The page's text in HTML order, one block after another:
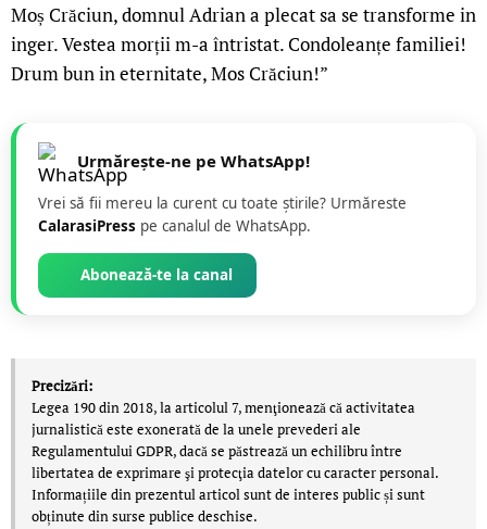
Moș Crăciun, domnul Adrian a plecat sa se transforme in
inger. Vestea morții m-a întristat. Condoleanțe familiei!
Drum bun in eternitate, Mos Crăciun!”
Urmărește-ne pe WhatsApp!
Vrei să fii mereu la curent cu toate știrile? Urmăreste
CalarasiPress pe canalul de WhatsApp.
Abonează-te la canal
Precizări:
Legea 190 din 2018, la articolul 7, menţionează că activitatea
jurnalistică este exonerată de la unele prevederi ale
Regulamentului GDPR, dacă se păstrează un echilibru între
libertatea de exprimare şi protecţia datelor cu caracter personal.
Informațiile din prezentul articol sunt de interes public și sunt
obținute din surse publice deschise.